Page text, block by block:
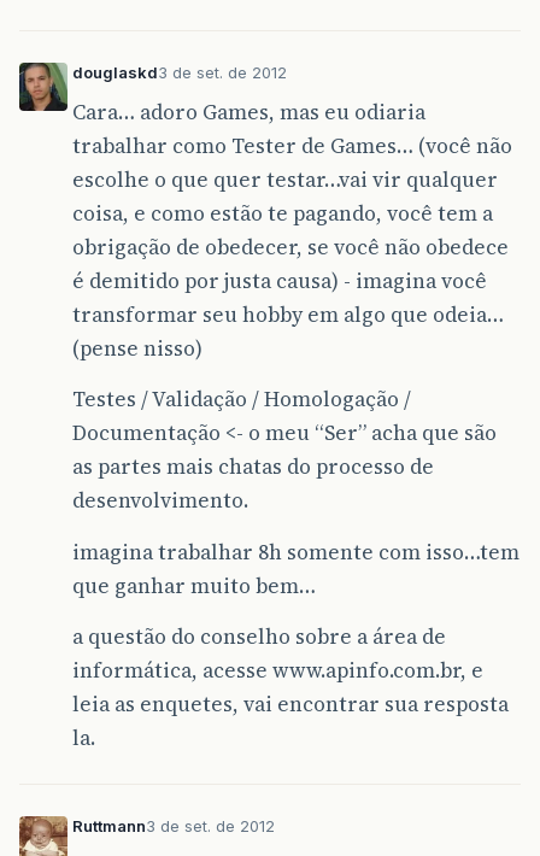
douglaskd3 de set. de 2012
Cara… adoro Games, mas eu odiaria
trabalhar como Tester de Games… (você não
escolhe o que quer testar…vai vir qualquer
coisa, e como estão te pagando, você tem a
obrigação de obedecer, se você não obedece
é demitido por justa causa) - imagina você
transformar seu hobby em algo que odeia…
(pense nisso)
Testes / Validação / Homologação /
Documentação <- o meu “Ser” acha que são
as partes mais chatas do processo de
desenvolvimento.
imagina trabalhar 8h somente com isso…tem
que ganhar muito bem…
a questão do conselho sobre a área de
informática, acesse www.apinfo.com.br, e
leia as enquetes, vai encontrar sua resposta
la.
Ruttmann3 de set. de 2012